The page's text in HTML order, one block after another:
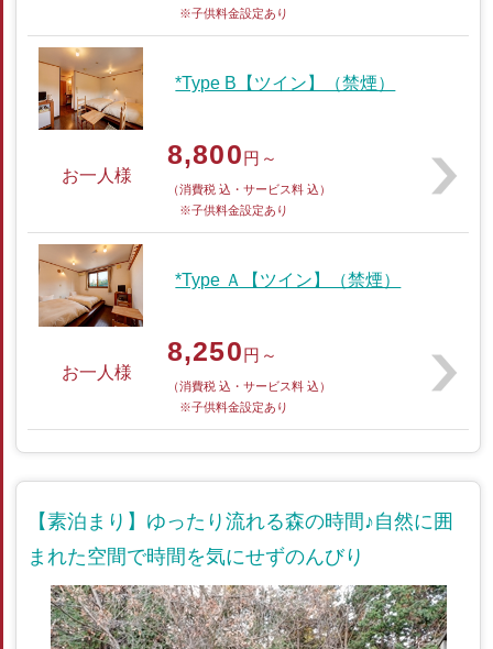
※子供料金設定あり
*Type B【ツイン】（禁煙）
お一人様
8,800円～
（消費税 込・サービス料 込）
※子供料金設定あり
*Type Ａ【ツイン】（禁煙）
お一人様
8,250円～
（消費税 込・サービス料 込）
※子供料金設定あり
【素泊まり】ゆったり流れる森の時間♪自然に囲
まれた空間で時間を気にせずのんびり